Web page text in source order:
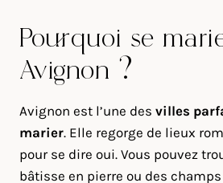
Pourquoi se
Avignon ?
Avignon est l’une des villes
marier. Elle regorge de lieux
pour se dire oui. Vous pouvez
bâtisse en pierre ou des